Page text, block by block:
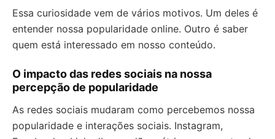
Essa curiosidade vem de vários motivos. Um deles é
entender nossa popularidade online. Outro é saber
quem está interessado em nosso conteúdo.
O impacto das redes sociais na nossa
percepção de popularidade
As redes sociais mudaram como percebemos nossa
popularidade e interações sociais. Instagram,